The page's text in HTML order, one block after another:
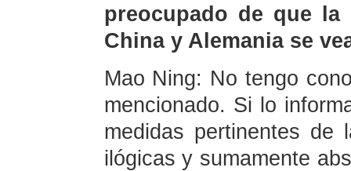
preocupado de que la
China y Alemania se
Mao Ning: No tengo
mencionado. Si lo
medidas pertinentes de
ilógicas y sumamente